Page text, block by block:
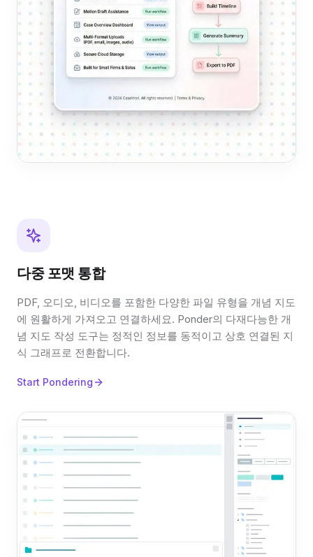
다중 포맷 통합
PDF, 오디오, 비디오를 포함한 다양한 파일 유형을 개념 지도
에 원활하게 가져오고 연결하세요. Ponder의 다재다능한 개
념 지도 작성 도구는 정적인 정보를 동적이고 상호 연결된 지
식 그래프로 전환합니다.
Start Pondering